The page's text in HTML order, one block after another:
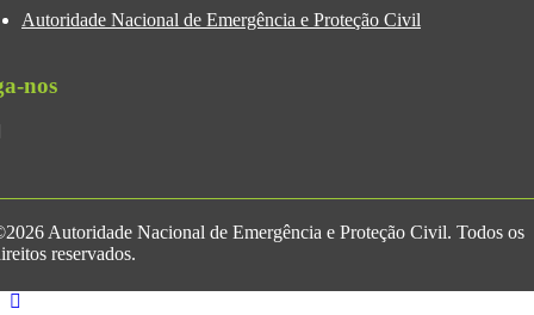
Autoridade Nacional de Emergência e Proteção Civil
nos
Autoridade Nacional de Emergência e Proteção Civil. Todos os
reservados.